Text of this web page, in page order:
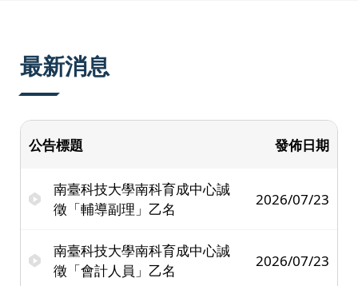
最新消息
公告標題 發佈日期
南臺科技大學南科育成中心誠
徵「輔導副理」乙名
2026/07/23
南臺科技大學南科育成中心誠
徵「會計人員」乙名
2026/07/23